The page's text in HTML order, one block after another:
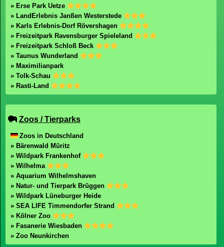
» Erse Park Uetze
» LandErlebnis Janßen Westerstede
» Karls Erlebnis-Dorf Rövershagen
» Freizeitpark Ravensburger Spieleland
» Freizeitpark Schloß Beck
» Taunus Wunderland
» Maximilianpark
» Tolk-Schau
» Rasti-Land
Zoos / Tierparks
Zoos in Deutschland
» Bärenwald Müritz
» Wildpark Frankenhof
» Wilhelma
» Aquarium Wilhelmshaven
» Natur- und Tierpark Brüggen
» Wildpark Lüneburger Heide
» SEA LIFE Timmendorfer Strand
» Kölner Zoo
» Fasanerie Wiesbaden
» Zoo Neunkirchen